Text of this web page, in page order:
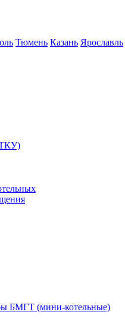
Тюмень Казань Ярославль
БМГТ (мини-котельные)